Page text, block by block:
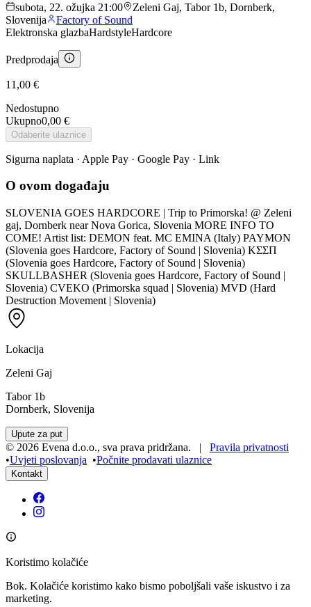
subota, 22. ožujka 21:00
Zeleni Gaj, Tabor 1b, Dornberk,
Slovenija
Factory of Sound
Elektronska glazbaHardstyleHardcore
Predprodaja
11,00 €
Nedostupno
Ukupno0,00 €
Odaberite ulaznice
Sigurna naplata · Apple Pay · Google Pay · Link
O ovom događaju
SLOVENIA GOES HARDCORE | Trip to Primorska! @ Zeleni
gaj, Dornberk near Nova Gorica, Slovenia MORE INFO TO
COME! Artist list: DEMON feat. MC EMINA (Italy) PAYMON
(Slovenia goes Hardcore, Factory of Sound | Slovenia) KΣΣП
(Slovenia goes Hardcore, Factory of Sound | Slovenia)
SKULLBASHER (Slovenia goes Hardcore, Factory of Sound |
Slovenia) CVEKO (Primorska squad | Slovenia) MVD (Hard
Destruction Movement | Slovenia)
Lokacija
Zeleni Gaj
Tabor 1b
Dornberk, Slovenija
Upute za put
© 2026 Evena d.o.o., sva prava pridržana. | Pravila privatnosti
•Uvjeti poslovanja •Počnite prodavati ulaznice
Kontakt
Koristimo kolačiće
Bok. Kolačiće koristimo kako bismo poboljšali vaše iskustvo i za
marketing.